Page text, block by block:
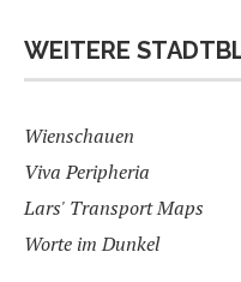
WEITERE
Wienschauen
Viva Peripheria
Lars' Transport Maps
Worte im Dunkel